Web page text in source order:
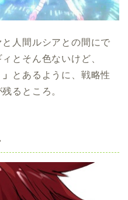
人間ルシアとの間にで
とそん色ないけど、
とあるように、戦略性
るところ。